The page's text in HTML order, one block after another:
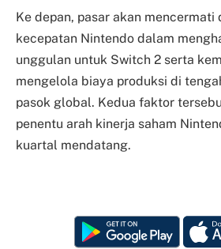
Ke depan, pasar akan mencermati
kecepatan Nintendo dalam
unggulan untuk Switch 2 serta
mengelola biaya produksi di
pasok global. Kedua faktor
penentu arah kinerja saham
kuartal mendatang.